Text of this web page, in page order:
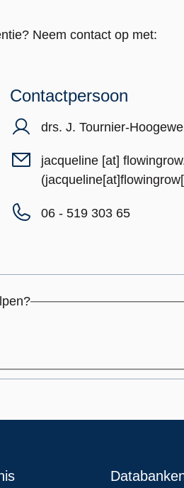
Neem contact op met:
Contactpersoon
drs. J. Tournier-
jacqueline [at]
06 - 519 303 65